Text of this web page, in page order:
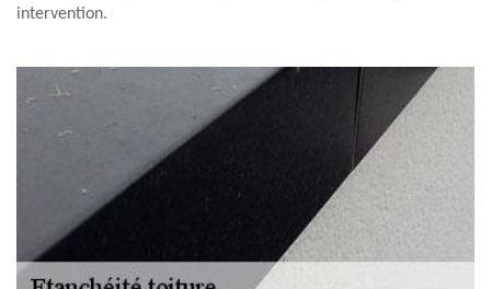
intervention.